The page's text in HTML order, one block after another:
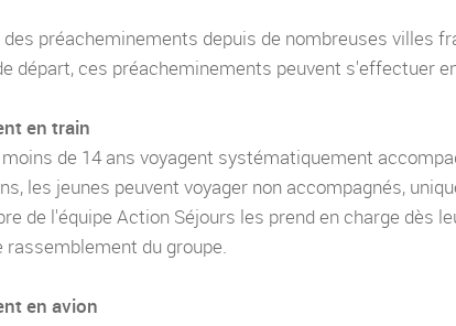
préacheminements depuis de nombreuses villes
départ, ces préacheminements peuvent s'effectuer
en train
de 14 ans voyagent systématiquement
les jeunes peuvent voyager non accompagnés,
de l'équipe Action Séjours les prend en charge dès
rassemblement du groupe.
en avion